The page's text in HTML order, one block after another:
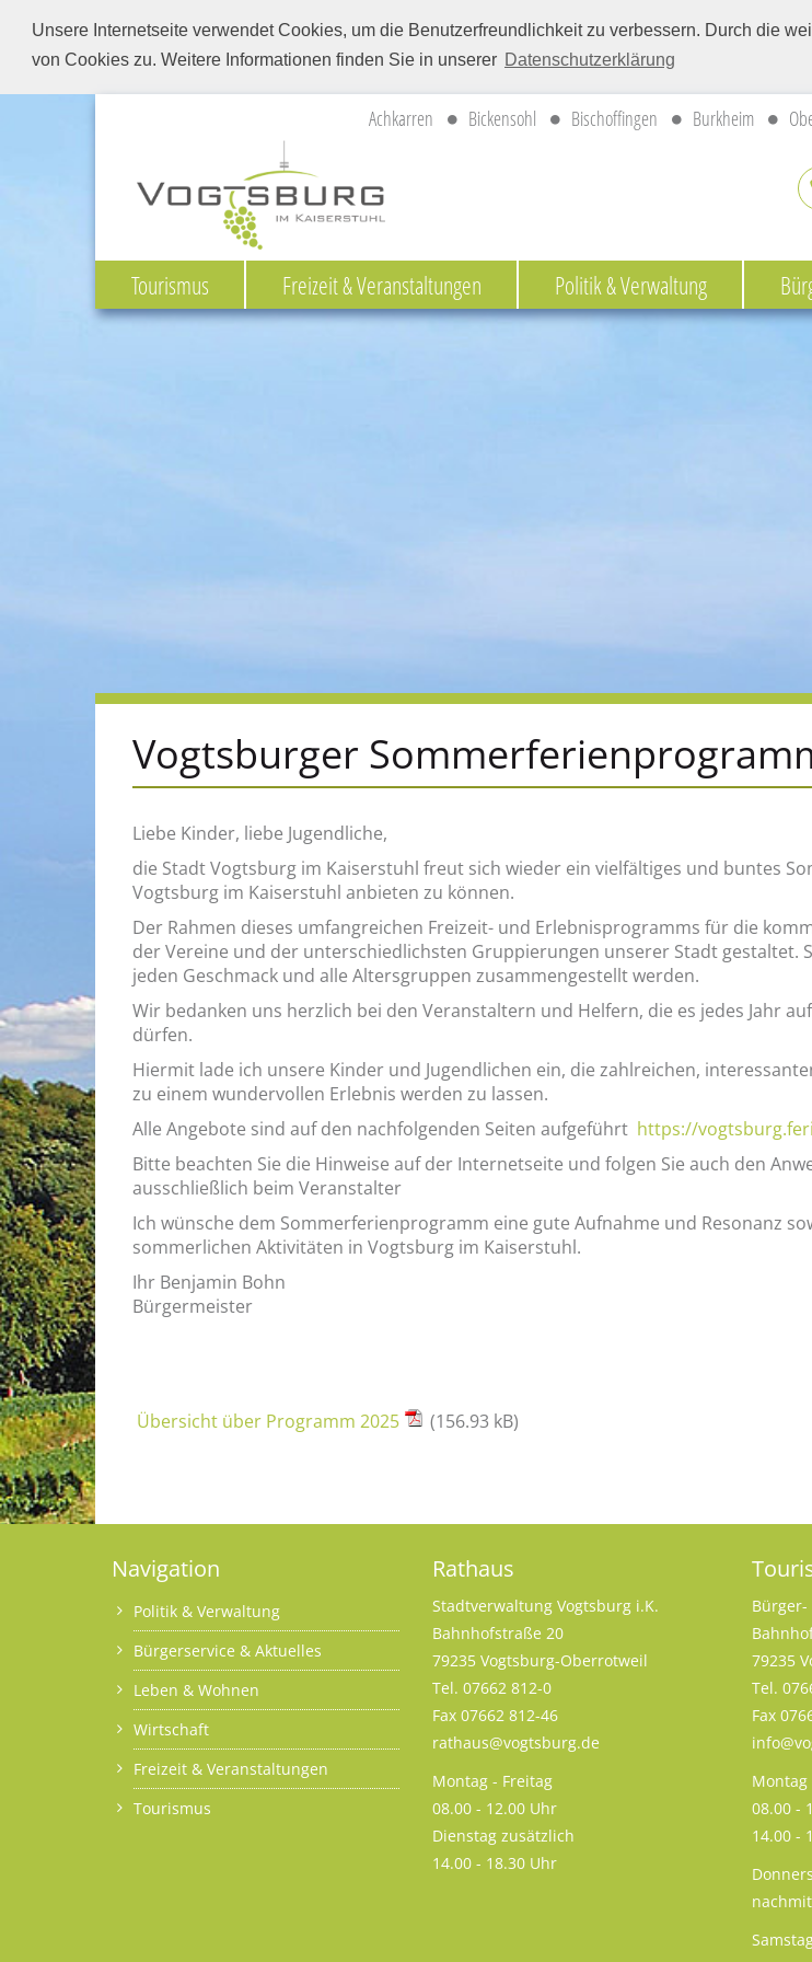
Unsere Internetseite verwendet Cookies, um die Benutzerfreundlichkeit zu verbessern. Durch die
von Cookies zu. Weitere Informationen finden Sie in unserer Datenschutzerklärung
Achkarren Bickensohl Bischoffingen Burkheim
Tourismus Freizeit & Veranstaltungen Politik & Verwaltung
Vogts­bur­ger
Liebe Kin­der, liebe Ju­gend­li­che,
die Stadt Vogts­burg im Kai­ser­stuhl freut sich wie­der ein viel­fäl­ti­ges und bun­tes
Vogts­burg im Kai­ser­stuhl an­bie­ten zu kön­nen.
Der Rah­men die­ses um­fang­rei­chen Frei­zeit- und Er­leb­nis­pro­gramms für die
der Ver­ei­ne und der un­ter­schied­lichs­ten Grup­pie­run­gen un­se­rer Stadt
jeden Ge­schmack und alle Al­ters­grup­pen zu­sam­men­ge­stellt wer­den.
Wir be­dan­ken uns herz­lich bei den Ver­an­stal­tern und Hel­fern, die es jedes Jahr
dür­fen.
Hier­mit lade ich un­se­re Kin­der und Ju­gend­li­chen ein, die zahl­rei­chen,
zu einem wun­der­vol­len Er­leb­nis wer­den zu las­sen.
Alle An­ge­bo­te sind auf den nach­fol­gen­den Sei­ten auf­ge­führt https://​
Bitte be­ach­ten Sie die Hin­wei­se auf der In­ter­net­sei­te und fol­gen Sie auch den
aus­schließ­lich beim Ver­an­stal­ter
Ich wün­sche dem Som­mer­fe­ri­en­pro­gramm eine gute Auf­nah­me und Re­so­nanz
som­mer­li­chen Ak­ti­vi­tä­ten in Vogts­burg im Kai­ser­stuhl.
Ihr Ben­ja­min Bohn
Bür­ger­meis­ter
Übersicht über Programm 2025 (156.93 kB)
Navigation
Politik & Verwaltung
Bürgerservice & Aktuelles
Leben & Wohnen
Wirtschaft
Freizeit & Veranstaltungen
Tourismus
Rathaus
Stadtverwaltung Vogtsburg i.K.
Bahnhofstraße 20
79235 Vogtsburg-Oberrotweil
Tel. 07662 812-0
Fax 07662 812-46
rathaus@vogtsburg.de
Montag - Freitag
08.00 - 12.00 Uhr
Dienstag zusätzlich
14.00 - 18.30 Uhr
79235
Tel.
Fax
Montag
08.00 -
14.00 -